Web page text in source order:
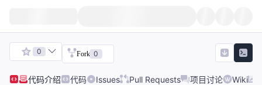
0 Fork 0
代码介绍 代码 Issues Pull Requests 项目讨论 Wiki